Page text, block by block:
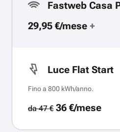
Fastweb Casa
29,95 €/mese +
Luce Flat Start
Fino a 800 kWh/anno.
da 47 €36 €/mese